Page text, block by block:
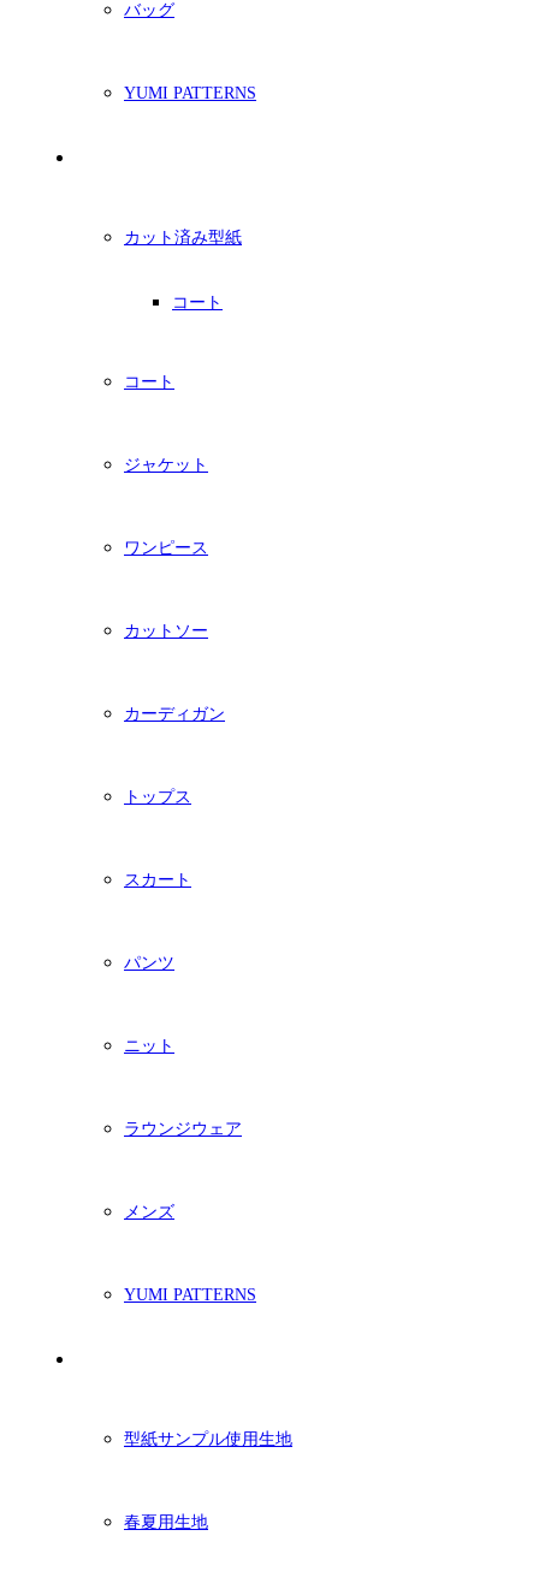
バッグ
YUMI PATTERNS
カット済み型紙
コート
コート
ジャケット
ワンピース
カットソー
カーディガン
トップス
スカート
パンツ
ニット
ラウンジウェア
メンズ
YUMI PATTERNS
型紙サンプル使用生地
春夏用生地